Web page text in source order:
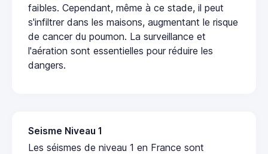
faibles. Cependant, même à ce stade, il peut
s'infiltrer dans les maisons, augmentant le risque
de cancer du poumon. La surveillance et
l'aération sont essentielles pour réduire les
dangers.
Seisme Niveau 1
Les séismes de niveau 1 en France sont